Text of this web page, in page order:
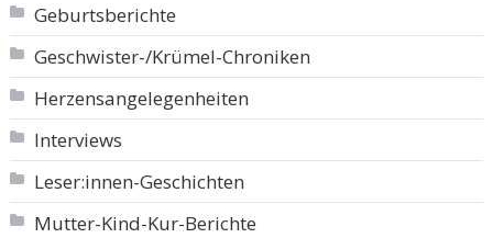
Geburtsberichte
Geschwister-/Krümel-Chroniken
Herzensangelegenheiten
Interviews
Leser:innen-Geschichten
Mutter-Kind-Kur-Berichte